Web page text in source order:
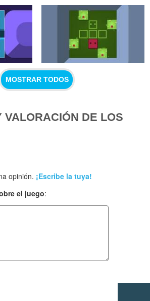
MOSTRAR TODOS
VALORACIÓN DE LOS
opinión. ¡Escribe la tuya!
el juego: